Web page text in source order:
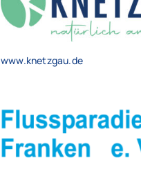
www.knetzgau.de